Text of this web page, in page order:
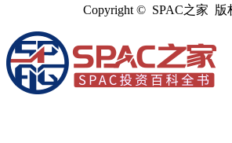
Copyright © SPAC之家 版